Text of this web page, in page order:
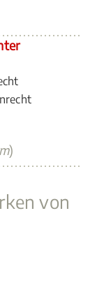
)
von